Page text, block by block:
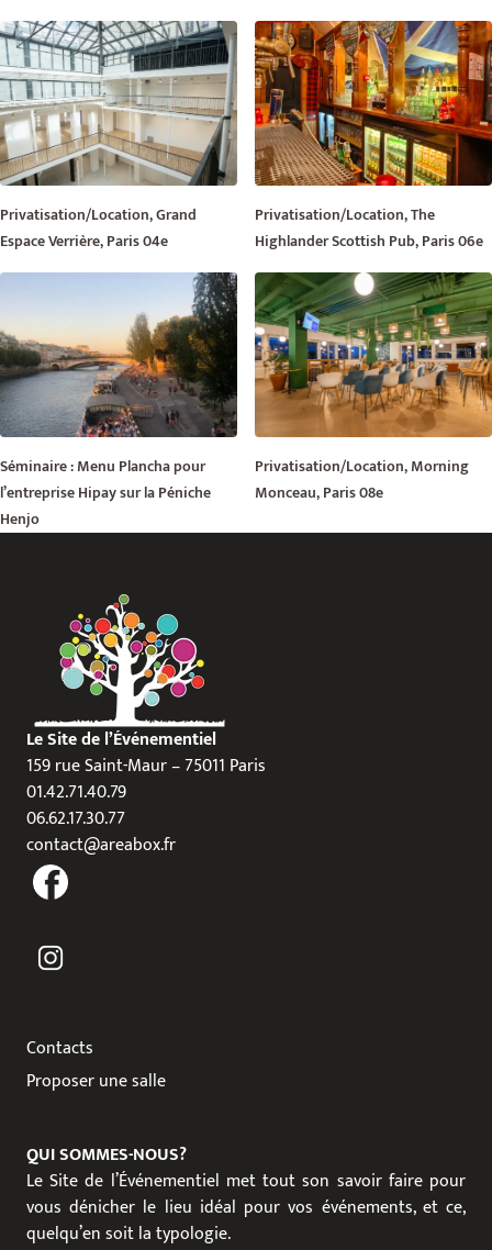
Privatisation/Location, Grand
Espace Verrière, Paris 04e
Privatisation/Location, The
Highlander Scottish Pub, Paris 06e
Séminaire : Menu Plancha pour
l’entreprise Hipay sur la Péniche
Henjo
Privatisation/Location, Morning
Monceau, Paris 08e
Le Site de l’Événementiel
159 rue Saint-Maur – 75011 Paris
01.42.71.40.79
06.62.17.30.77
contact@areabox.fr
Contacts
Proposer une salle
QUI SOMMES-NOUS?
Le Site de l’Événementiel met tout son savoir faire pour
vous dénicher le lieu idéal pour vos événements, et ce,
quelqu’en soit la typologie.